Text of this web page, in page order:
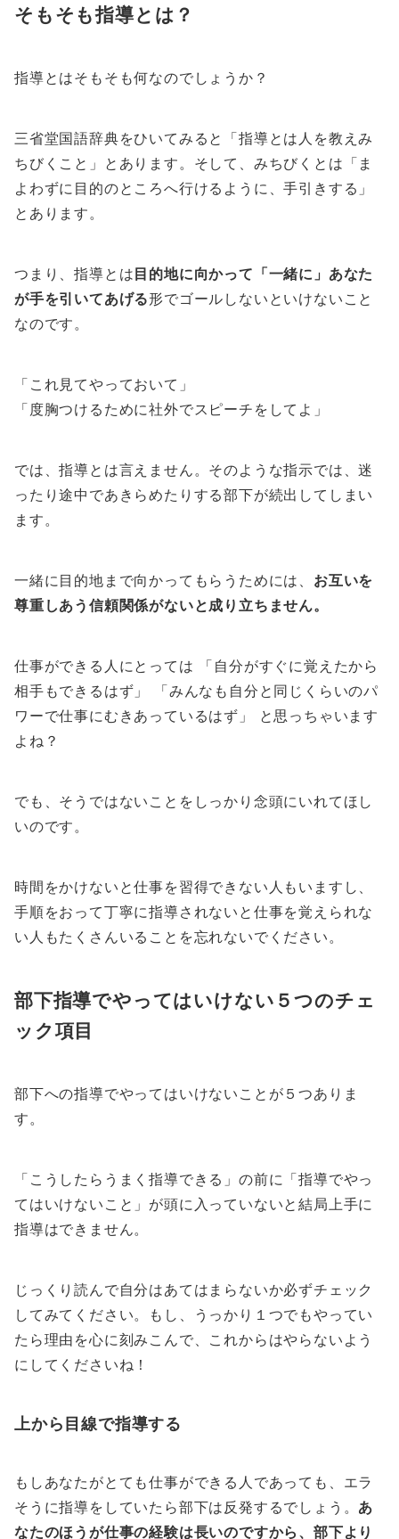
そもそも指導とは？
指導とはそもそも何なのでしょうか？
三省堂国語辞典をひいてみると「指導とは人を教えみ
ちびくこと」とあります。そして、みちびくとは「ま
よわずに目的のところへ行けるように、手引きする」
とあります。
つまり、指導とは目的地に向かって「一緒に」あなた
が手を引いてあげる形でゴールしないといけないこと
なのです。
「これ見てやっておいて」
「度胸つけるために社外でスピーチをしてよ」
では、指導とは言えません。そのような指示では、迷
ったり途中であきらめたりする部下が続出してしまい
ます。
一緒に目的地まで向かってもらうためには、 お互いを
尊重しあう信頼関係がないと成り立ちません。
仕事ができる人にとっては 「自分がすぐに覚えたから
相手もできるはず」 「みんなも自分と同じくらいのパ
ワーで仕事にむきあっているはず」 と思っちゃいます
よね？
でも、そうではないことをしっかり念頭にいれてほし
いのです。
時間をかけないと仕事を習得できない人もいますし、
手順をおって丁寧に指導されないと仕事を覚えられな
い人もたくさんいることを忘れないでください。
部下指導でやってはいけない５つのチェ
ック項目
部下への指導でやってはいけないことが５つありま
す。
「こうしたらうまく指導できる」の前に「指導でやっ
てはいけないこと」が頭に入っていないと結局上手に
指導はできません。
じっくり読んで自分はあてはまらないか必ずチェック
してみてください。もし、うっかり１つでもやってい
たら理由を心に刻みこんで、これからはやらないよう
にしてくださいね！
上から目線で指導する
もしあなたがとても仕事ができる人であっても、エラ
そうに指導をしていたら部下は反発するでしょう。 あ
なたのほうが仕事の経験は長いのですから、部下より